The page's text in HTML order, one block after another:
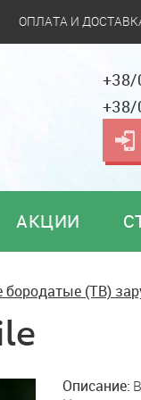
ОПЛАТА И
АКЦИИ
(TB)
Описание: